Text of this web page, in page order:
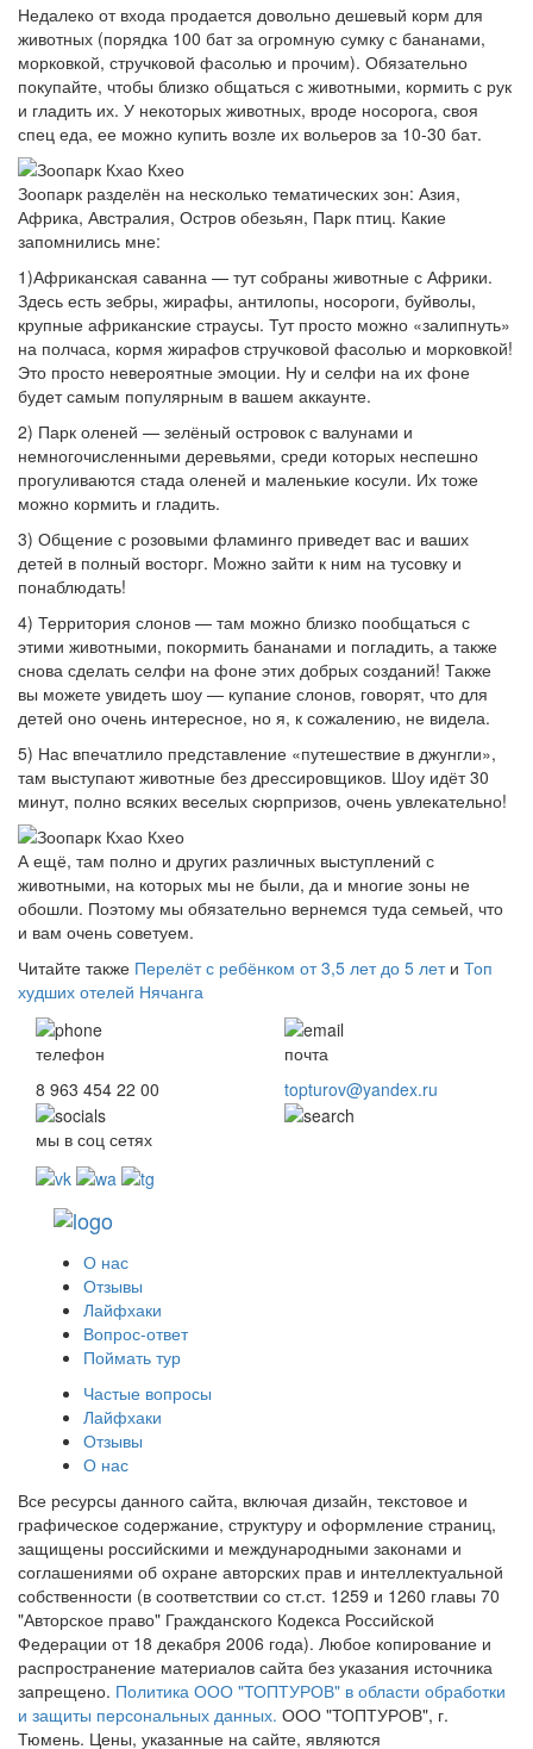
Недалеко от входа продается довольно дешевый корм для
животных (порядка 100 бат за огромную сумку с бананами,
морковкой, стручковой фасолью и прочим). Обязательно
покупайте, чтобы близко общаться с животными, кормить с рук
и гладить их. У некоторых животных, вроде носорога, своя
спец еда, ее можно купить возле их вольеров за 10-30 бат.
Зоопарк разделён на несколько тематических зон: Азия,
Африка, Австралия, Остров обезьян, Парк птиц. Какие
запомнились мне:
1)Африканская саванна — тут собраны животные с Африки.
Здесь есть зебры, жирафы, антилопы, носороги, буйволы,
крупные африканские страусы. Тут просто можно «залипнуть»
на полчаса, кормя жирафов стручковой фасолью и морковкой!
Это просто невероятные эмоции. Ну и селфи на их фоне
будет самым популярным в вашем аккаунте.
2) Парк оленей — зелёный островок с валунами и
немногочисленными деревьями, среди которых неспешно
прогуливаются стада оленей и маленькие косули. Их тоже
можно кормить и гладить.
3) Общение с розовыми фламинго приведет вас и ваших
детей в полный восторг. Можно зайти к ним на тусовку и
понаблюдать!
4) Территория слонов — там можно близко пообщаться с
этими животными, покормить бананами и погладить, а также
снова сделать селфи на фоне этих добрых созданий! Также
вы можете увидеть шоу — купание слонов, говорят, что для
детей оно очень интересное, но я, к сожалению, не видела.
5) Нас впечатлило представление «путешествие в джунгли»,
там выступают животные без дрессировщиков. Шоу идёт 30
минут, полно всяких веселых сюрпризов, очень увлекательно!
А ещё, там полно и других различных выступлений с
животными, на которых мы не были, да и многие зоны не
обошли. Поэтому мы обязательно вернемся туда семьей, что
и вам очень советуем.
Читайте также Перелёт с ребёнком от 3,5 лет до 5 лети Топ
худших отелей Нячанга
телефон
8 963 454 22 00
почта
topturov@yandex.ru
мы в соц сетях
О нас
Отзывы
Лайфхаки
Вопрос-ответ
Поймать тур
Частые вопросы
Лайфхаки
Отзывы
О нас
Все ресурсы данного сайта, включая дизайн, текстовое и
графическое содержание, структуру и оформление страниц,
защищены российскими и международными законами и
соглашениями об охране авторских прав и интеллектуальной
собственности (в соответствии со ст.ст. 1259 и 1260 главы 70
"Авторское право" Гражданского Кодекса Российской
Федерации от 18 декабря 2006 года). Любое копирование и
распространение материалов сайта без указания источника
запрещено. Политика ООО "ТОПТУРОВ" в области обработки
и защиты персональных данных. ООО "ТОПТУРОВ", г.
Тюмень. Цены, указанные на сайте, являются